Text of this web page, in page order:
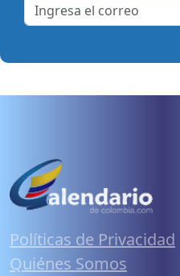
Políticas de Privacidad
Quiénes Somos